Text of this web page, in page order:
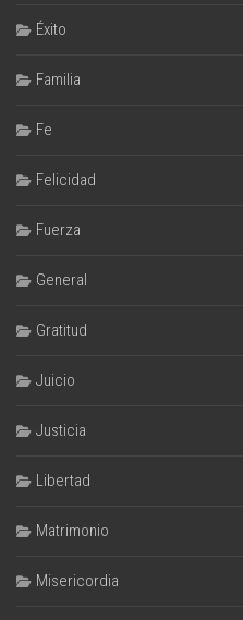
Éxito
Familia
Fe
Felicidad
Fuerza
General
Gratitud
Juicio
Justicia
Libertad
Matrimonio
Misericordia